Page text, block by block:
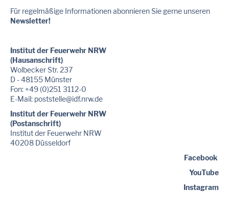
Für regelmäßige Informationen abonnieren Sie gerne unseren
Newsletter!
Institut der Feuerwehr NRW
(Hausanschrift)
Wolbecker Str. 237
D - 48155 Münster
Fon: +49 (0)251 3112-0
E-Mail: poststelle@idf.nrw.de
Institut der Feuerwehr NRW
(Postanschrift)
Institut der Feuerwehr NRW
40208 Düsseldorf
Facebook
YouTube
Instagram